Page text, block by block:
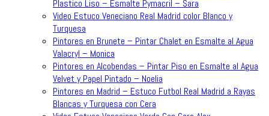
Plastico Liso – Esmalte Pymacril – Sara
Video Estuco Veneciano Real Madrid color Blanco y
Turquesa
Pintores en Brunete – Pintar Chalet en Esmalte al Agua
Valacryl – Monica
Pintores en Alcobendas – Pintar Piso en Esmalte al Agua
Velvet y Papel Pintado – Noelia
Pintores en Madrid – Estuco Futbol Real Madrid a Rayas
Blancas y Turquesa con Cera